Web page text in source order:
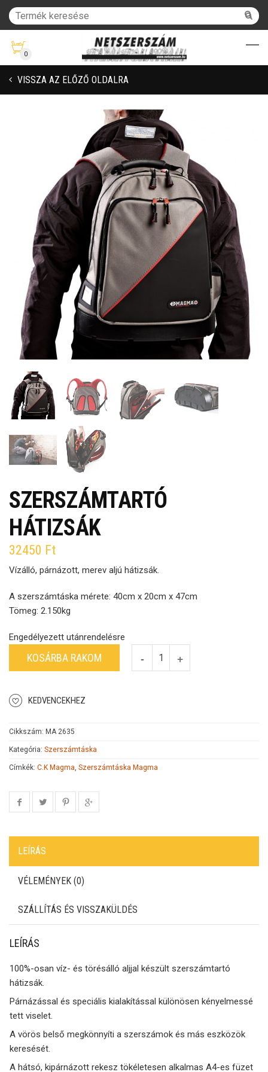
0
VISSZA AZ ELŐZŐ OLDALRA
SZERSZÁMTARTÓ
HÁTIZSÁK
32450 Ft
Vízálló, párnázott, merev aljú hátizsák.
A szerszámtáska mérete: 40cm x 20cm x 47cm
Tömeg: 2.150kg
Engedélyezett utánrendelésre
KOSÁRBA RAKOM
KEDVENCEKHEZ
Cikkszám: MA 2635
Kategória: Szerszámtáska
Címkék: C.K Magma, Szerszámtáska Magma
LEÍRÁS
VÉLEMÉNYEK (0)
SZÁLLÍTÁS ÉS VISSZAKÜLDÉS
LEÍRÁS
100%-osan víz- és törésálló aljjal készült szerszámtartó
hátizsák.
Párnázással és speciális kialakítással különösen kényelmessé
tett viselet.
A vörös belső megkönnyíti a szerszámok és más eszközök
keresését.
A hátsó, kipárnázott rekesz tökéletesen alkalmas A4-es füzet